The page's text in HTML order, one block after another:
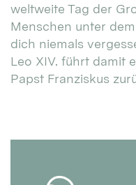
weltweite Tag der
Menschen unter
dich niemals
Leo XIV. führt damit
Papst Franziskus